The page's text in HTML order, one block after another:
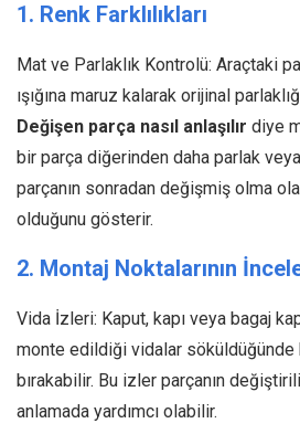
1. Renk Farklılıkları
Mat ve Parlaklık Kontrolü: Araçtaki
ışığına maruz kalarak orijinal
Değişen parça nasıl anlaşılır diye
bir parça diğerinden daha parlak
parçanın sonradan değişmiş olma
olduğunu gösterir.
2. Montaj Noktalarının
Vida İzleri: Kaput, kapı veya bagaj
monte edildiği vidalar
bırakabilir. Bu izler parçanın
anlamada yardımcı olabilir.